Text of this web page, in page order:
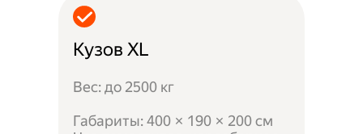
Кузов XL
Вес: до 2500 кг
Габариты: 400 × 190 × 200 см